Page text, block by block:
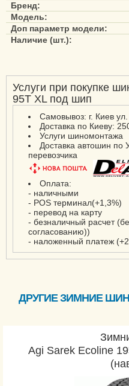
Бренд:
Модель:
Доп параметр модели:
Наличие (шт.):
Услуги при покупке
95T XL под шип
Самовывоз: г. Киев
Доставка по Киеву:
Услуги шиномонтажа
Доставка автошин по
перевозчика
Оплата:
- наличными
- POS терминал(+1,3%)
- перевод на карту
- безналичный расчет
согласованию))
- наложенный платеж
ДРУГИЕ ЗИМНИЕ
Agi Sarek Ecoline